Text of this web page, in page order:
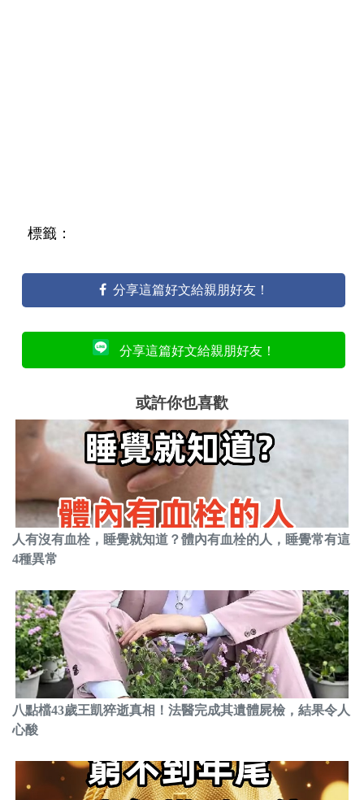
標籤：
分享這篇好文給親朋好友！
分享這篇好文給親朋好友！
或許你也喜歡
人有沒有血栓，睡覺就知道？體內有血栓的人，睡覺常有這
4種異常
八點檔43歲王凱猝逝真相！法醫完成其遺體屍檢，結果令人
心酸